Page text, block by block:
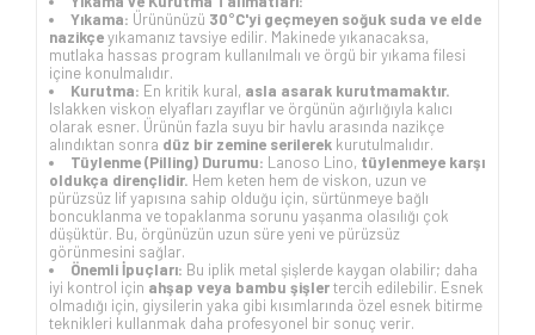
Yıkama: Ürününüzü 30°C'yi geçmeyen soğuk suda ve elde
nazikçeyıkamanız tavsiye edilir. Makinede yıkanacaksa,
mutlaka hassas program kullanılmalı ve örgü bir yıkama filesi
içine konulmalıdır.
Kurutma: En kritik kural, asla asarak kurutmamaktır.
Islakken viskon elyafları zayıflar ve örgünün ağırlığıyla kalıcı
olarak esner. Ürünün fazla suyu bir havlu arasında nazikçe
alındıktan sonra düz bir zemine serilerek kurutulmalıdır.
Tüylenme (Pilling) Durumu: Lanoso Lino, tüylenmeye karşı
oldukça dirençlidir. Hem keten hem de viskon, uzun ve
pürüzsüz lif yapısına sahip olduğu için, sürtünmeye bağlı
boncuklanma ve topaklanma sorunu yaşanma olasılığı çok
düşüktür. Bu, örgünüzün uzun süre yeni ve pürüzsüz
görünmesini sağlar.
Önemli İpuçları: Bu iplik metal şişlerde kaygan olabilir; daha
iyi kontrol için ahşap veya bambu şişlertercih edilebilir. Esnek
olmadığı için, giysilerin yaka gibi kısımlarında özel esnek bitirme
teknikleri kullanmak daha profesyonel bir sonuç verir.